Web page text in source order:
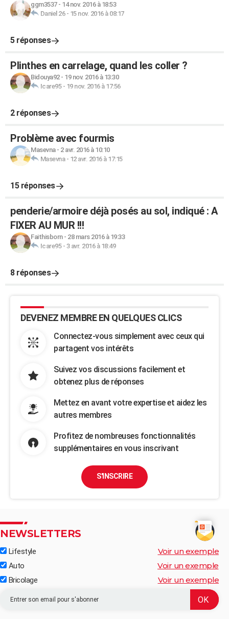
ggm3537- 14 nov. 2016 à 18:53
Daniel 26- 15 nov. 2016 à 08:17
5 réponses
Plinthes en carrelage, quand les coller ?
Bidouya92- 19 nov. 2016 à 13:30
Icare95- 19 nov. 2016 à 17:56
2 réponses
Problème avec fourmis
Masevna- 2 avr. 2016 à 10:10
Masevna- 12 avr. 2016 à 17:15
15 réponses
penderie/armoire déjà posés au sol, indiqué : A
FIXER AU MUR !!!
Faithisborn- 28 mars 2016 à 19:33
Icare95- 3 avr. 2016 à 18:49
8 réponses
DEVENEZ MEMBRE EN QUELQUES CLICS
Connectez-vous simplement avec ceux qui
partagent vos intérêts
Suivez vos discussions facilement et
obtenez plus de réponses
Mettez en avant votre expertise et aidez les
autres membres
Profitez de nombreuses fonctionnalités
supplémentaires en vous inscrivant
S'INSCRIRE
NEWSLETTERS
Lifestyle Voir un exemple
Auto Voir un exemple
Bricolage Voir un exemple